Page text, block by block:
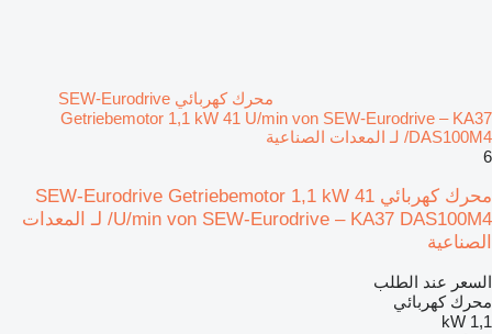
محرك كهربائي SEW-Eurodrive
Getriebemotor 1,1 kW 41 U/min von SEW-Eurodrive – KA37
DAS100M4/ لـ المعدات الصناعية
6
محرك كهربائي SEW-Eurodrive Getriebemotor 1,1 kW 41
U/min von SEW-Eurodrive – KA37 DAS100M4/ لـ المعدات
الصناعية
السعر عند الطلب
محرك كهربائي
1,1 kW